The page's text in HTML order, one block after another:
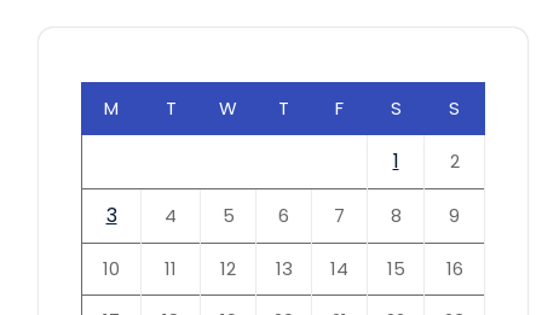
M T W T F S S
1 2
3 4 5 6 7 8 9
10 11 12 13 14 15 16